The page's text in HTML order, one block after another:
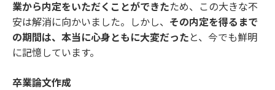
業から内定をいただくことができたため、この大きな不
安は解消に向かいました。しかし、 その内定を得るまで
の期間は、本当に心身ともに大変だった と、今でも鮮明
に記憶しています。
卒業論文作成